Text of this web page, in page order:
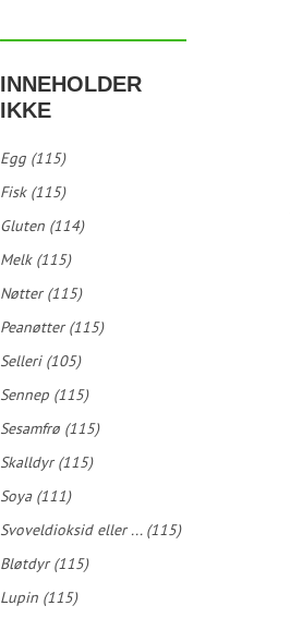
INNEHOLDER
IKKE
Egg (115)
Fisk (115)
Gluten (114)
Melk (115)
Nøtter (115)
Peanøtter (115)
Selleri (105)
Sennep (115)
Sesamfrø (115)
Skalldyr (115)
Soya (111)
Svoveldioksid eller ... (115)
Bløtdyr (115)
Lupin (115)